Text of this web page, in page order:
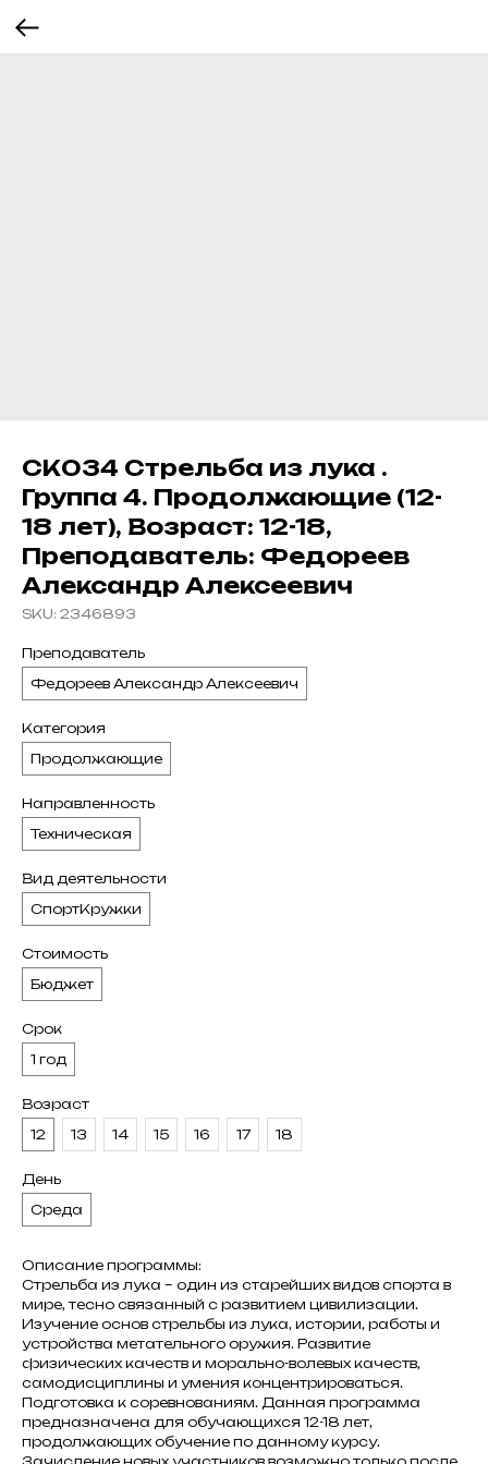
СК034 Стрельба из лука .
Группа 4. Продолжающие (12-
18 лет), Возраст: 12-18,
Преподаватель: Федореев
Александр Алексеевич
SKU: 2346893
Преподаватель
Федореев Александр Алексеевич
Категория
Продолжающие
Направленность
Техническая
Вид деятельности
СпортКружки
Стоимость
Бюджет
Срок
1 год
Возраст
12
13 14 15 16 17 18
День
Среда
Описание программы:
Стрельба из лука – один из старейших видов спорта в
мире, тесно связанный с развитием цивилизации.
Изучение основ стрельбы из лука, истории, работы и
устройства метательного оружия. Развитие
физических качеств и морально-волевых качеств,
самодисциплины и умения концентрироваться.
Подготовка к соревнованиям. Данная программа
предназначена для обучающихся 12-18 лет,
продолжающих обучение по данному курсу.